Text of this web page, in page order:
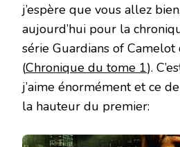
j’espère que vous allez
aujourd’hui pour la
série Guardians of Camelot
(Chronique du tome 1).
j’aime énormément et ce
la hauteur du premier: